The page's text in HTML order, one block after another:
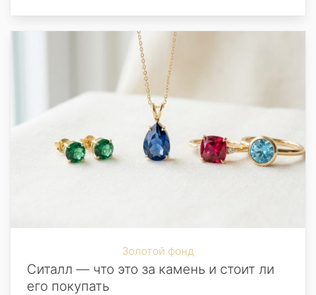
Золотой фонд
Ситалл — что это за камень и стоит ли
его покупать